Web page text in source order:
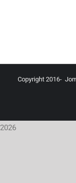
Copyright 2016-
2026